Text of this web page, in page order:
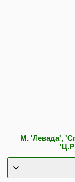
М. 'Левада',